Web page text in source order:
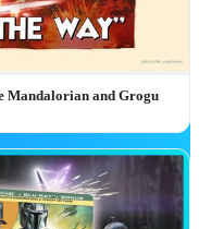
(DLP)*
World Tickets*
PARK-
Mandalorian and Grogu